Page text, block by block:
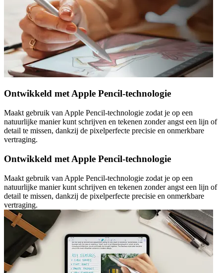
Ontwikkeld met Apple Pencil-technologie
Maakt gebruik van Apple Pencil-technologie zodat je op een
natuurlijke manier kunt schrijven en tekenen zonder angst een lijn of
detail te missen, dankzij de pixelperfecte precisie en onmerkbare
vertraging.
Ontwikkeld met Apple Pencil-technologie
Maakt gebruik van Apple Pencil-technologie zodat je op een
natuurlijke manier kunt schrijven en tekenen zonder angst een lijn of
detail te missen, dankzij de pixelperfecte precisie en onmerkbare
vertraging.